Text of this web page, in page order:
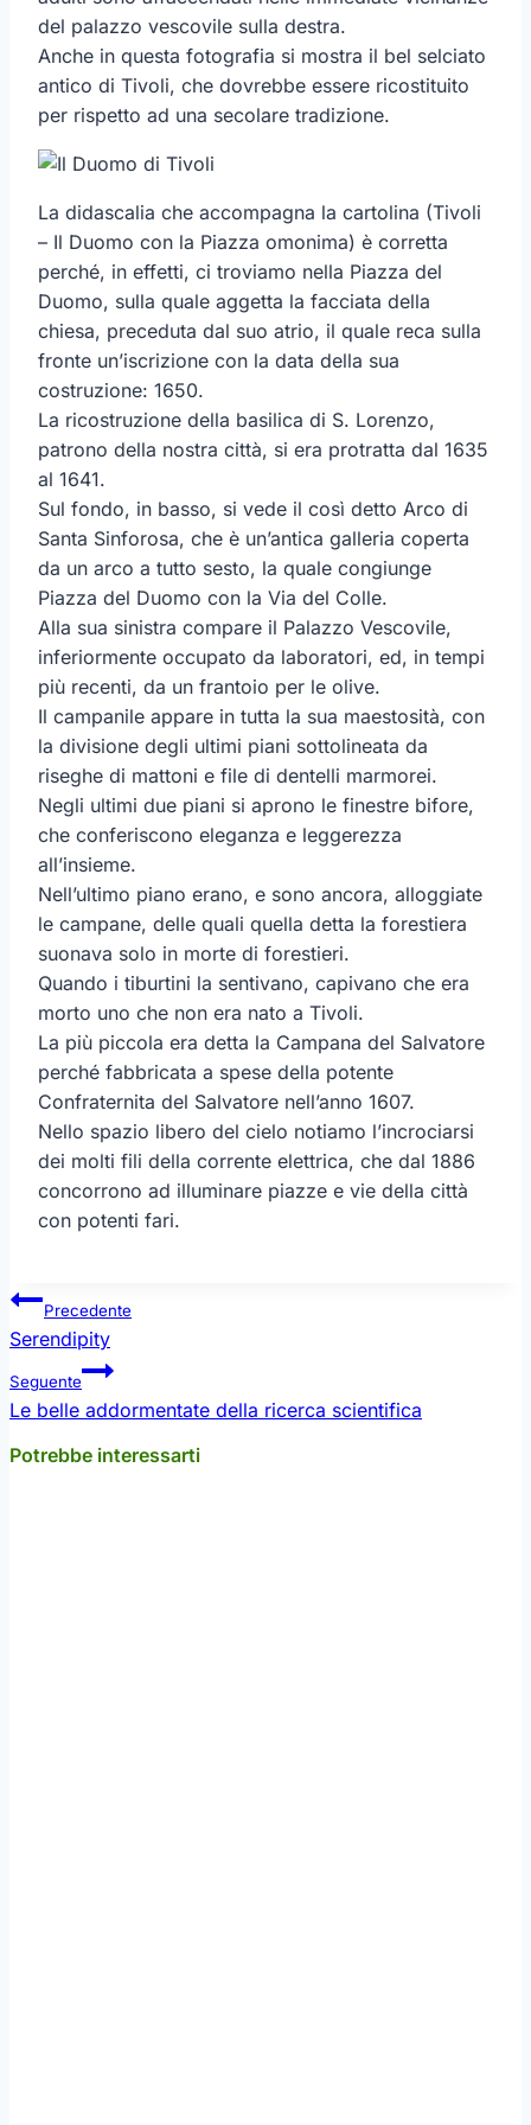
del palazzo vescovile sulla destra.
Anche in questa fotografia si mostra il bel selciato
antico di Tivoli, che dovrebbe essere ricostituito
per rispetto ad una secolare tradizione.
La didascalia che accompagna la cartolina (Tivoli
– Il Duomo con la Piazza omonima) è corretta
perché, in effetti, ci troviamo nella Piazza del
Duomo, sulla quale aggetta la facciata della
chiesa, preceduta dal suo atrio, il quale reca sulla
fronte un’iscrizione con la data della sua
costruzione: 1650.
La ricostruzione della basilica di S. Lorenzo,
patrono della nostra città, si era protratta dal 1635
al 1641.
Sul fondo, in basso, si vede il così detto Arco di
Santa Sinforosa, che è un’antica galleria coperta
da un arco a tutto sesto, la quale congiunge
Piazza del Duomo con la Via del Colle.
Alla sua sinistra compare il Palazzo Vescovile,
inferiormente occupato da laboratori, ed, in tempi
più recenti, da un frantoio per le olive.
Il campanile appare in tutta la sua maestosità, con
la divisione degli ultimi piani sottolineata da
riseghe di mattoni e file di dentelli marmorei.
Negli ultimi due piani si aprono le finestre bifore,
che conferiscono eleganza e leggerezza
all’insieme.
Nell’ultimo piano erano, e sono ancora, alloggiate
le campane, delle quali quella detta la forestiera
suonava solo in morte di forestieri.
Quando i tiburtini la sentivano, capivano che era
morto uno che non era nato a Tivoli.
La più piccola era detta la Campana del Salvatore
perché fabbricata a spese della potente
Confraternita del Salvatore nell’anno 1607.
Nello spazio libero del cielo notiamo l’incrociarsi
dei molti fili della corrente elettrica, che dal 1886
concorrono ad illuminare piazze e vie della città
con potenti fari.
Navigazione
articoli
Precedente
Serendipity
Seguente
Le belle addormentate della ricerca scientifica
Potrebbe interessarti